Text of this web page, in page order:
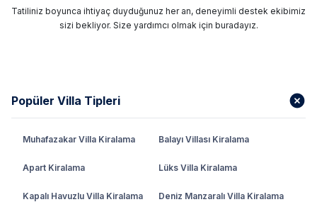
Tatiliniz boyunca ihtiyaç duyduğunuz her an, deneyimli destek ekibimiz
sizi bekliyor. Size yardımcı olmak için buradayız.
Popüler Villa Tipleri
Muhafazakar Villa Kiralama Balayı Villası Kiralama
Apart Kiralama Lüks Villa Kiralama
Kapalı Havuzlu Villa Kiralama Deniz Manzaralı Villa Kiralama